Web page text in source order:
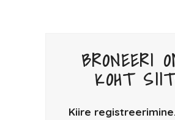
BRONEERI
KOHT
Kiire